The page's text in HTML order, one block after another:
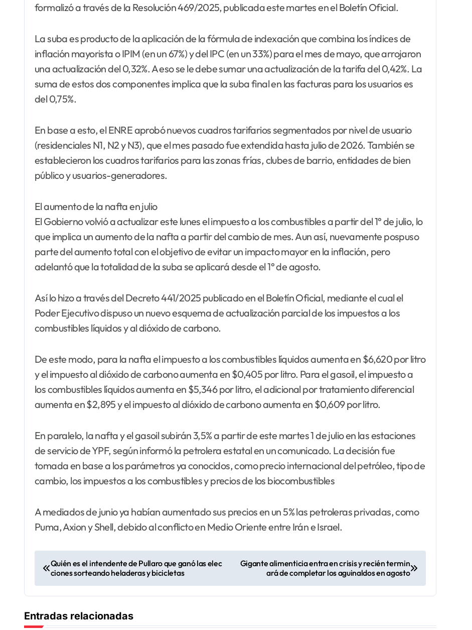
formalizó a través de la Resolución 469/2025, publicada este martes en el Boletín Oficial.
La suba es producto de la aplicación de la fórmula de indexación que combina los índices de
inflación mayorista o IPIM (en un 67%) y del IPC (en un 33%) para el mes de mayo, que arrojaron
una actualización del 0,32%. A eso se le debe sumar una actualización de la tarifa del 0,42%. La
suma de estos dos componentes implica que la suba final en las facturas para los usuarios es
del 0,75%.
En base a esto, el ENRE aprobó nuevos cuadros tarifarios segmentados por nivel de usuario
(residenciales N1, N2 y N3), que el mes pasado fue extendida hasta julio de 2026. También se
establecieron los cuadros tarifarios para las zonas frías, clubes de barrio, entidades de bien
público y usuarios-generadores.
El aumento de la nafta en julio
El Gobierno volvió a actualizar este lunes el impuesto a los combustibles a partir del 1° de julio, lo
que implica un aumento de la nafta a partir del cambio de mes. Aun así, nuevamente pospuso
parte del aumento total con el objetivo de evitar un impacto mayor en la inflación, pero
adelantó que la totalidad de la suba se aplicará desde el 1° de agosto.
Así lo hizo a través del Decreto 441/2025 publicado en el Boletín Oficial, mediante el cual el
Poder Ejecutivo dispuso un nuevo esquema de actualización parcial de los impuestos a los
combustibles líquidos y al dióxido de carbono.
De este modo, para la nafta el impuesto a los combustibles líquidos aumenta en $6,620 por litro
y el impuesto al dióxido de carbono aumenta en $0,405 por litro. Para el gasoil, el impuesto a
los combustibles líquidos aumenta en $5,346 por litro, el adicional por tratamiento diferencial
aumenta en $2,895 y el impuesto al dióxido de carbono aumenta en $0,609 por litro.
En paralelo, la nafta y el gasoil subirán 3,5% a partir de este martes 1 de julio en las estaciones
de servicio de YPF, según informó la petrolera estatal en un comunicado. La decisión fue
tomada en base a los parámetros ya conocidos, como precio internacional del petróleo, tipo de
cambio, los impuestos a los combustibles y precios de los biocombustibles
A mediados de junio ya habían aumentado sus precios en un 5% las petroleras privadas, como
Puma, Axion y Shell, debido al conflicto en Medio Oriente entre Irán e Israel.
N
a
v
e
Quién es el intendente de Pullaro que ganó las elec
ciones sorteando heladeras y bicicletas
Gigante alimenticia entra en crisis y recién termin
ará de completar los aguinaldos en agosto
Entradas relacionadas